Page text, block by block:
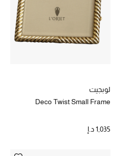
لوبجيت
Deco Twist Small Frame
1,035 د.إ